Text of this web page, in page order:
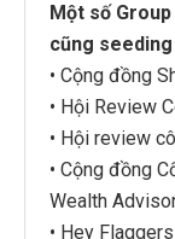
Một số
cũng
• Cộng đồng
• Hội Review
• Hội review
• Cộng đồng
Wealth
• Hey